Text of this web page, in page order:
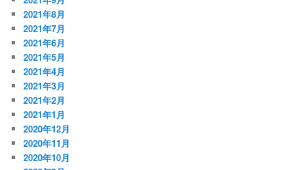
2021年8月
2021年7月
2021年6月
2021年5月
2021年4月
2021年3月
2021年2月
2021年1月
2020年12月
2020年11月
2020年10月